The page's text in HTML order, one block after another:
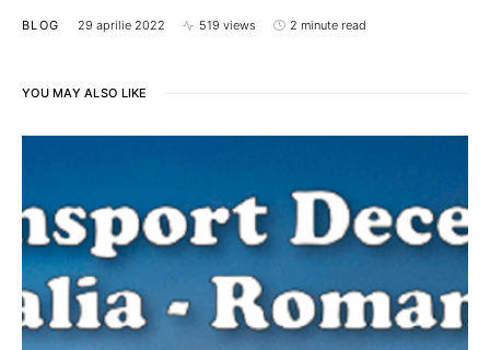
BLOG 29 aprilie 2022 519 views 2 minute read
YOU MAY ALSO LIKE